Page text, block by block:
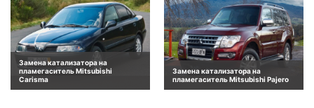
Замена катализатора на
пламегаситель Mitsubishi
Carisma
Замена катализатора на
пламегаситель Mitsubishi Pajero